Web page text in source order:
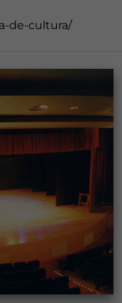
de-cultura/